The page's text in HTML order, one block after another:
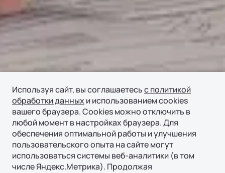
Используя сайт, вы соглашаетесьс политикой
обработки данных и использованием cookies
вашего браузера. Cookies можно отключить в
любой момент в настройках браузера. Для
обеспечения оптимальной работы и улучшения
пользовательского опыта на сайте могут
использоваться системы веб-аналитики (в том
числе Яндекс.Метрика). Продолжая